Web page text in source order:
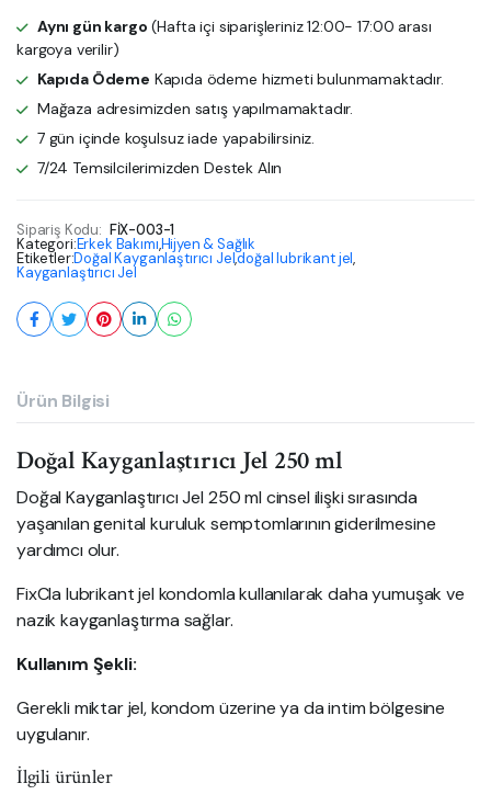
Aynı gün kargo (Hafta içi siparişleriniz 12:00- 17:00 arası
kargoya verilir)
Kapıda Ödeme Kapıda ödeme hizmeti bulunmamaktadır.
Mağaza adresimizden satış yapılmamaktadır.
7 gün içinde koşulsuz iade yapabilirsiniz.
7/24 Temsilcilerimizden Destek Alın
Sipariş Kodu: FİX-003-1
Kategori:Erkek Bakımı,Hijyen & Sağlık
Etiketler:Doğal Kayganlaştırıcı Jel,doğal lubrikant jel,
Kayganlaştırıcı Jel
Ürün Bilgisi
Doğal Kayganlaştırıcı Jel 250 ml
Doğal Kayganlaştırıcı Jel 250 ml cinsel ilişki sırasında
yaşanılan genital kuruluk semptomlarının giderilmesine
yardımcı olur.
FixCla lubrikant jel kondomla kullanılarak daha yumuşak ve
nazik kayganlaştırma sağlar.
Kullanım Şekli:
Gerekli miktar jel, kondom üzerine ya da intim bölgesine
uygulanır.
İlgili ürünler